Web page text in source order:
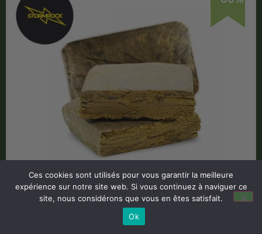
Hash Népalais CBD 53% – Stormrock
Code Promo -80% :
LACREMEDUCBD
Ces cookies sont utilisés pour vous garantir la meilleure
expérience sur notre site web. Si vous continuez à naviguer ce
site, nous considérons que vous en êtes satisfait.
Ok